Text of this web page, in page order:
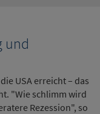
und
USA erreicht – das
"Wie schlimm wird
Rezession", so